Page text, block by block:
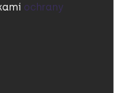
ochrany